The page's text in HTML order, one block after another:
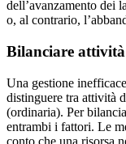
dell’avanzamento dei
o, al contrario,
Bilanciare
Una gestione
distinguere tra attività
(ordinaria). Per
entrambi i fattori. Le
conto che una risorsa